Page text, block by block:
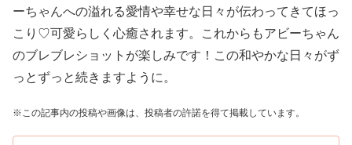
ーちゃんへの溢れる愛情や幸せな日々が伝わってきてほっ
こり♡可愛らしく心癒されます。これからもアビーちゃん
のブレブレショットが楽しみです！この和やかな日々がず
っとずっと続きますように。
※この記事内の投稿や画像は、投稿者の許諾を得て掲載しています。